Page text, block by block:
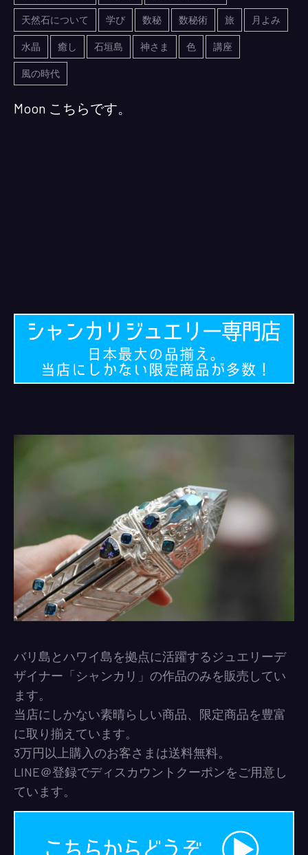
天然石について 学び 数秘 数秘術 旅 月よみ
水晶 癒し 石垣島 神さま 色 講座
風の時代
Moon こちらです。
バリ島とハワイ島を拠点に活躍するジュエリーデ
ザイナー「シャンカリ」の作品のみを販売してい
ます。
当店にしかない素晴らしい商品、限定商品を豊富
に取り揃えています。
3万円以上購入のお客さまは送料無料。
LINE＠登録でディスカウントクーポンをご用意し
ています。